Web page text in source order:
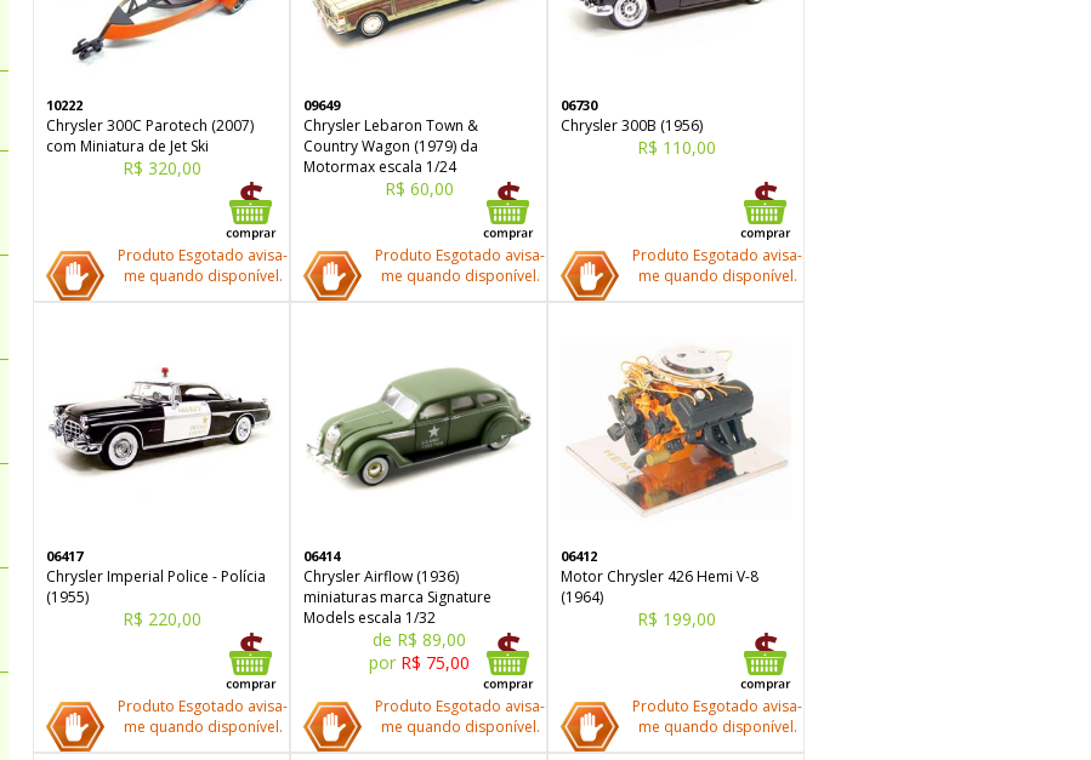
10222
Chrysler 300C Parotech (2007)
com Miniatura de Jet Ski
R$ 320,00
Produto Esgotado avisa-
me quando disponível.
09649
Chrysler Lebaron Town &
Country Wagon (1979) da
Motormax escala 1/24
R$ 60,00
Produto Esgotado avisa-
me quando disponível.
06730
Chrysler 300B (1956)
R$ 110,00
Produto Esgotado avisa-
me quando disponível.
06417
Chrysler Imperial Police - Polícia
(1955)
R$ 220,00
Produto Esgotado avisa-
me quando disponível.
06414
Chrysler Airflow (1936)
miniaturas marca Signature
Models escala 1/32
de R$ 89,00
por R$ 75,00
Produto Esgotado avisa-
me quando disponível.
06412
Motor Chrysler 426 Hemi V-8
(1964)
R$ 199,00
Produto Esgotado avisa-
me quando disponível.